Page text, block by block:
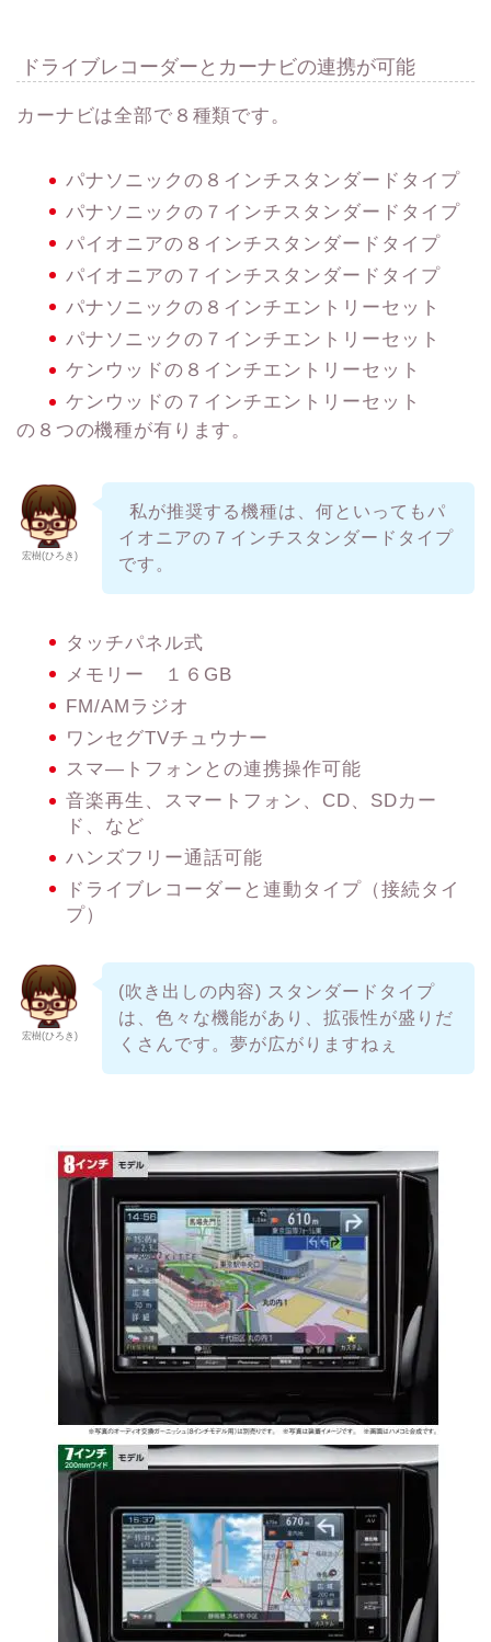
ドライブレコーダーとカーナビの連携が可能
カーナビは全部で８種類です。
パナソニックの８インチスタンダードタイプ
パナソニックの７インチスタンダードタイプ
パイオニアの８インチスタンダードタイプ
パイオニアの７インチスタンダードタイプ
パナソニックの８インチエントリーセット
パナソニックの７インチエントリーセット
ケンウッドの８インチエントリーセット
ケンウッドの７インチエントリーセット
の８つの機種が有ります。
宏樹(ひろき)
私が推奨する機種は、何といってもパ
イオニアの７インチスタンダードタイプ
です。
タッチパネル式
メモリー １６GB
FM/AMラジオ
ワンセグTVチュウナー
スマ―トフォンとの連携操作可能
音楽再生、スマートフォン、CD、SDカー
ド、など
ハンズフリー通話可能
ドライブレコーダーと連動タイプ（接続タイ
プ）
宏樹(ひろき)
(吹き出しの内容) スタンダードタイプ
は、色々な機能があり、拡張性が盛りだ
くさんです。夢が広がりますねぇ